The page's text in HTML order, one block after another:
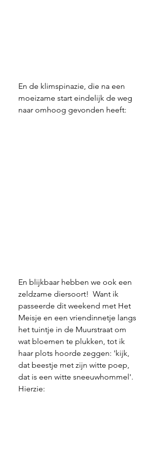
En de klimspinazie, die na een
moeizame start eindelijk de weg
naar omhoog gevonden heeft:
En blijkbaar hebben we ook een
zeldzame diersoort!  Want ik
passeerde dit weekend met Het
Meisje en een vriendinnetje langs
het tuintje in de Muurstraat om
wat bloemen te plukken, tot ik
haar plots hoorde zeggen: 'kijk,
dat beestje met zijn witte poep,
dat is een witte sneeuwhommel'.
Hierzie: